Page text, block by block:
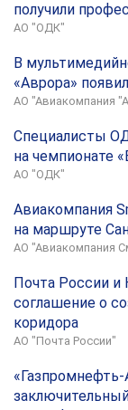
получили
АО "ОДК"
В
«Аврора»
АО "Авиакомпания
Специалисты
на чемпионате
АО "ОДК"
Авиакомпания
на маршруте
АО "Авиакомпания
Почта России
соглашение о
коридора
АО "Почта России"